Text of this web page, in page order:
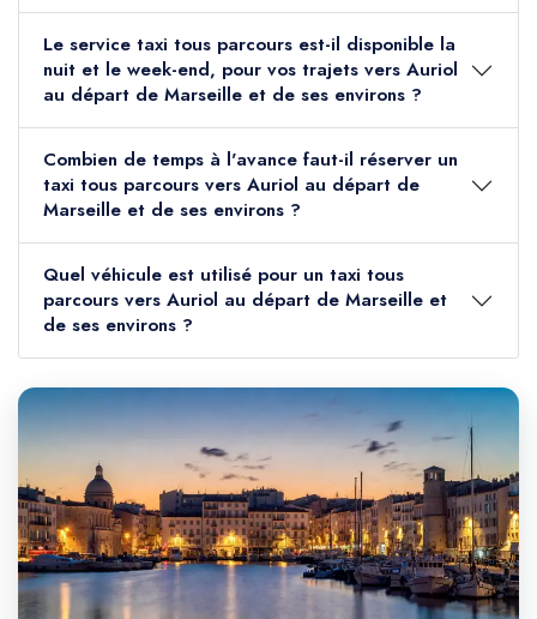
Le service taxi tous parcours est-il disponible la
nuit et le week-end, pour vos trajets vers Auriol
au départ de Marseille et de ses environs ?
Combien de temps à l'avance faut-il réserver un
taxi tous parcours vers Auriol au départ de
Marseille et de ses environs ?
Quel véhicule est utilisé pour un taxi tous
parcours vers Auriol au départ de Marseille et
de ses environs ?